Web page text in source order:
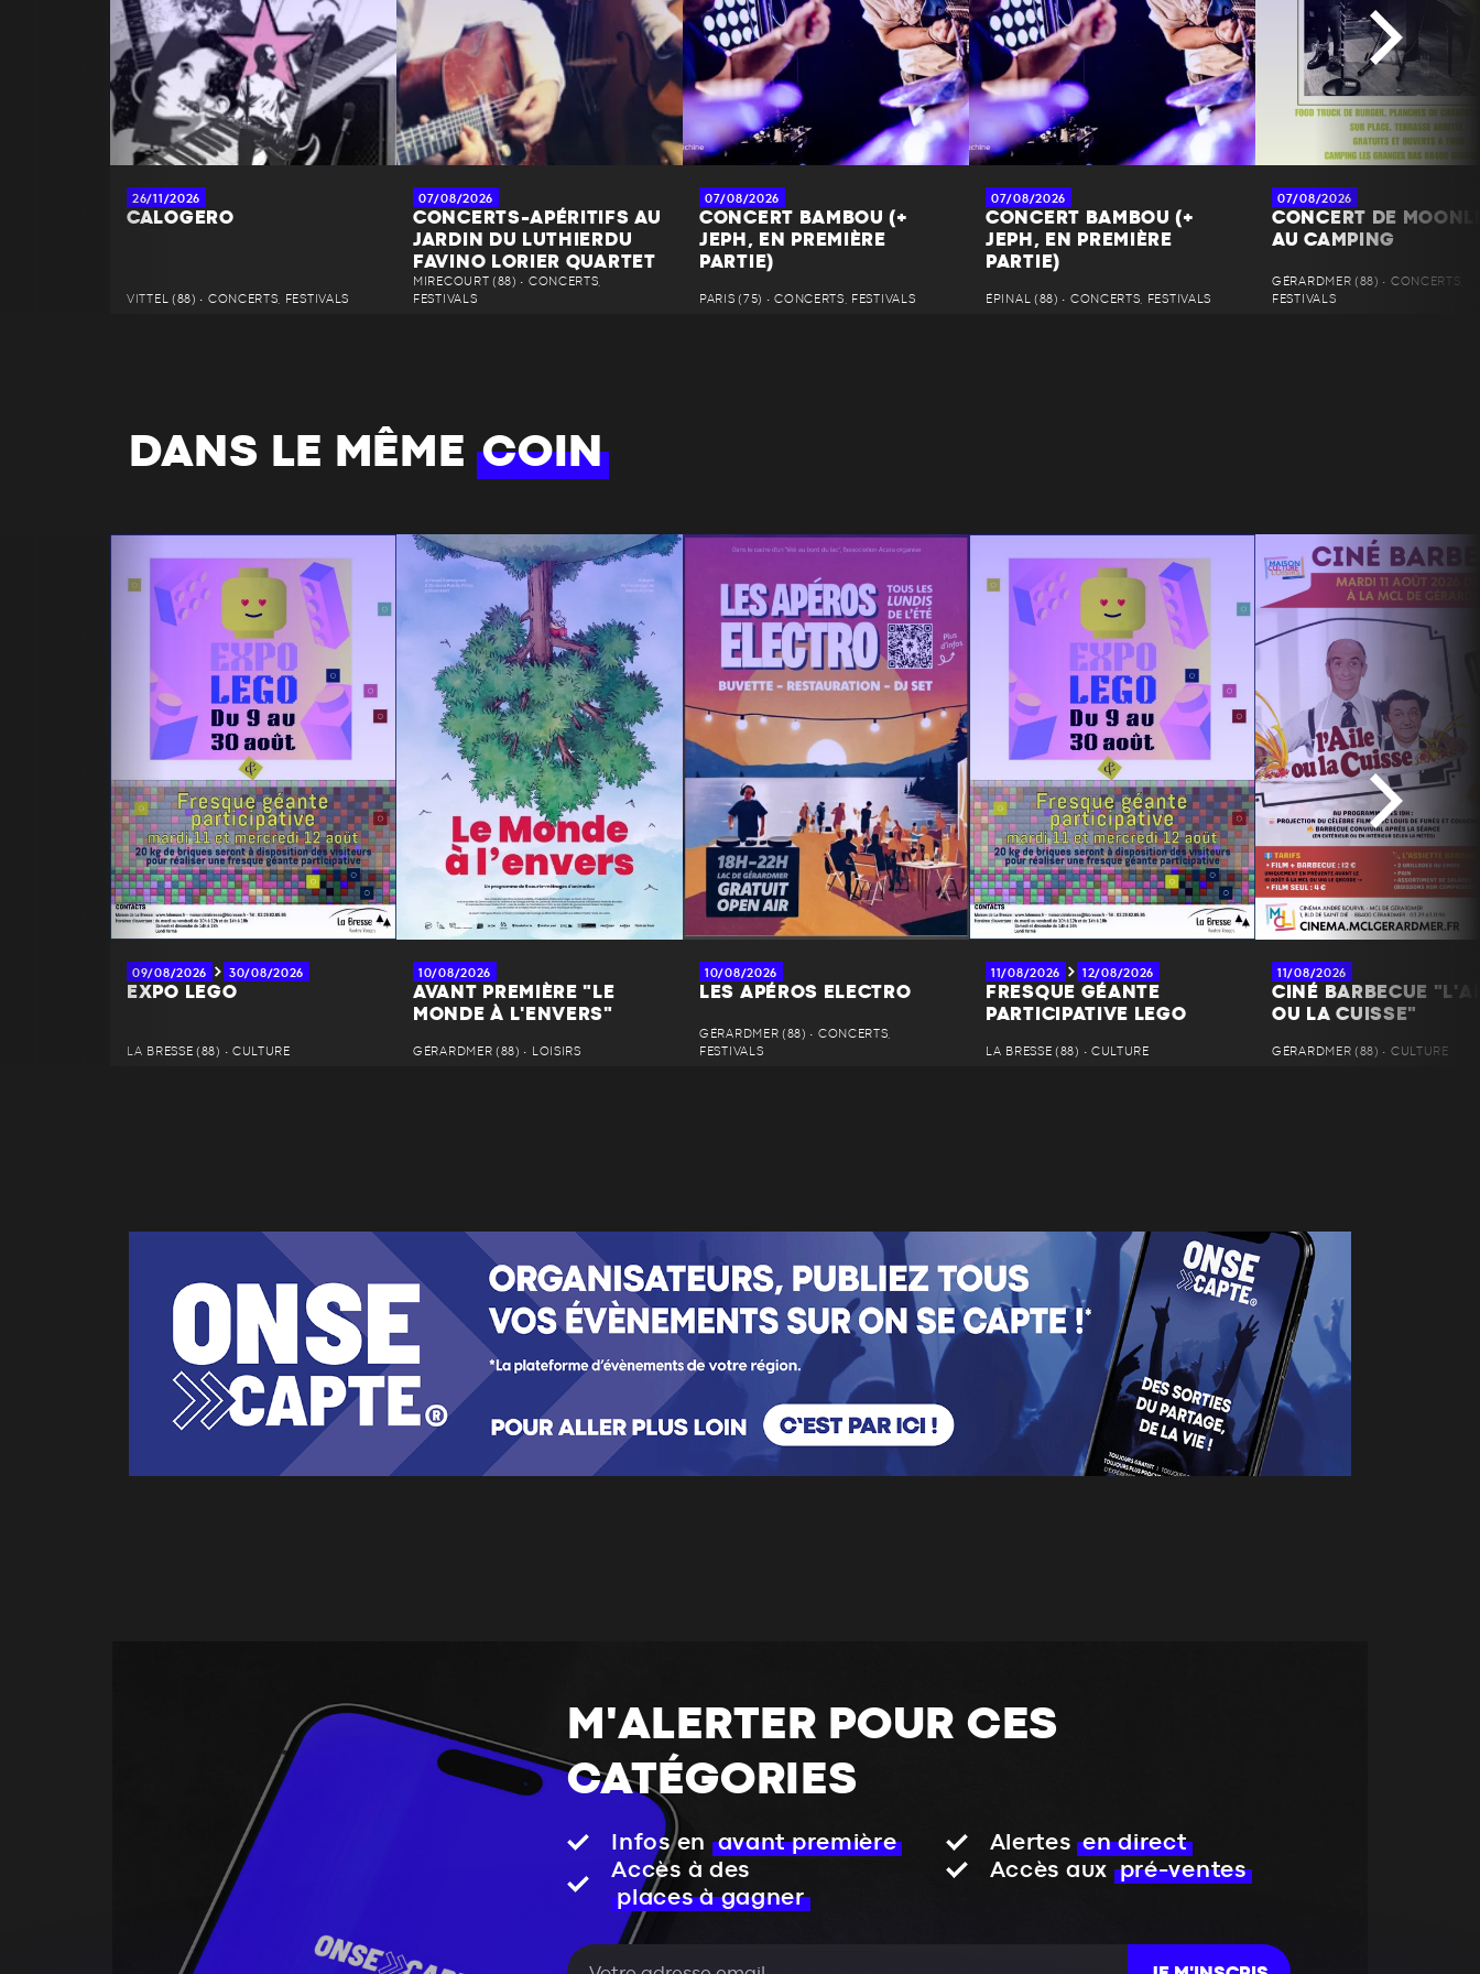
26/11/2026
CALOGERO
VITTEL (88) • CONCERTS, FESTIVALS
07/08/2026
CONCERTS-APÉRITIFS AU
JARDIN DU LUTHIERDU
FAVINO LORIER QUARTET
MIRECOURT (88) • CONCERTS,
FESTIVALS
07/08/2026
CONCERT BAMBOU (+
JEPH, EN PREMIÈRE
PARTIE)
PARIS (75) • CONCERTS, FESTIVALS
07/08/2026
CONCERT BAMBOU (+
JEPH, EN PREMIÈRE
PARTIE)
ÉPINAL (88) • CONCERTS, FESTIVALS
07/08/2026
CONCERT DE
AU CAMPING
GÉRARDMER (88) • CONCERTS,
FESTIVALS
DANS LE MÊMECOIN
09/08/2026 30/08/2026
EXPO LEGO
LA BRESSE (88) • CULTURE
10/08/2026
AVANT PREMIÈRE "LE
MONDE À L'ENVERS"
GÉRARDMER (88) • LOISIRS
10/08/2026
LES APÉROS ELECTRO
GÉRARDMER (88) • CONCERTS,
FESTIVALS
11/08/2026 12/08/2026
FRESQUE GÉANTE
PARTICIPATIVE LEGO
LA BRESSE (88) • CULTURE
11/08/2026
CINÉ BARBECUE
OU LA CUISSE"
GÉRARDMER (88) • CULTURE
M'ALERTER POUR CES
CATÉGORIES
Infos en avant première Alertes en direct
Accès à des
places à gagner
Accès aux pré-ventes